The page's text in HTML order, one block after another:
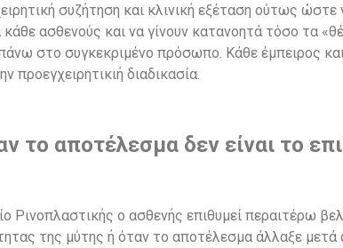
συζήτηση και κλινική εξέταση ούτως
ασθενούς και να γίνουν κατανοητά τόσο τα
στο συγκεκριμένο πρόσωπο. Κάθε έμπειρος και
προεγχειρητικιή διαδικασία.
το αποτέλεσμα δεν είναι το
Ρινοπλαστικής ο ασθενής επιθυμεί περαιτέρω
της μύτης ή όταν το αποτέλεσμα άλλαξε